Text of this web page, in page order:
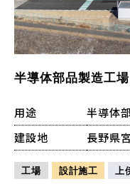
半導体部品製造工
用途
半導体
建設地
長野県
工場 設計施工 上